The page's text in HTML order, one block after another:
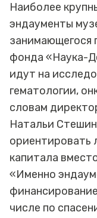
Наиболее
эндаументы
занимающегося
фонда «Наука-
идут на
гематологии,
словам
Натальи
ориентировать
капитала
«Именно
числе по